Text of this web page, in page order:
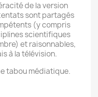
de la version
sont partagés
(y compris
scientifiques
et raisonnables,
à la télévision.
tabou médiatique.